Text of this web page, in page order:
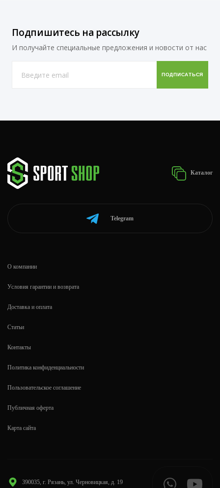
Подпишитесь на рассылку
И получайте специальные предложения и новости от нас
Каталог
Telegram
390035, г. Рязань, ул. Черновицкая, д. 19
О компании
Условия гарантии и возврата
Доставка и оплата
Статьи
Контакты
Политика конфиденциальности
Пользовательское соглашение
Публичная оферта
Карта сайта